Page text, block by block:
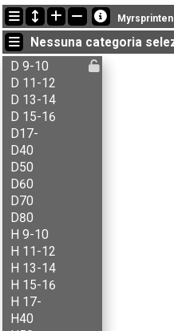
Ultimi aggiornamenti
12:22:56: Vegard R. Huber (A-åpen) è
12:06:34: Kjersti Rønning (A-åpen) è
11:34:35: Lars Skramstad (B-åpen) è
Myrsprinten
Nessuna categoria
D 9-10
D 11-12
D 13-14
D 15-16
D17-
D40
D50
D60
D70
D80
H 9-10
H 11-12
H 13-14
H 15-16
H 17-
H40